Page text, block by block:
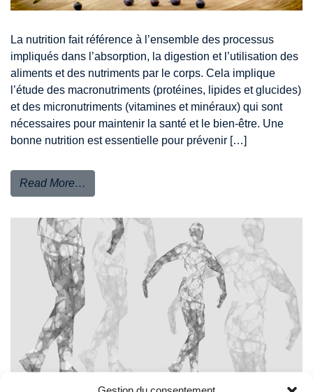
La nutrition fait référence à l’ensemble des processus
impliqués dans l’absorption, la digestion et l’utilisation des
aliments et des nutriments par le corps. Cela implique
l’étude des macronutriments (protéines, lipides et glucides)
et des micronutriments (vitamines et minéraux) qui sont
nécessaires pour maintenir la santé et le bien-être. Une
bonne nutrition est essentielle pour prévenir […]
Read More…